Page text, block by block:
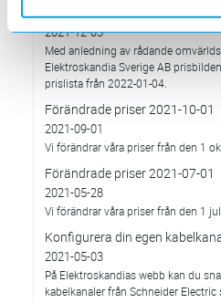
Prisavisering per den 4:e
2021-12-03
Med anledning av rådande
Elektroskandia Sverige AB
prislista från 2022-01-04.
Förändrade priser 2021-10-01
2021-09-01
Vi förändrar våra priser från den 1
Förändrade priser 2021-07-01
2021-05-28
Vi förändrar våra priser från den 1
Konfigurera din egen
2021-05-03
På Elektroskandias webb kan du
kabelkanaler från Schneider Electric